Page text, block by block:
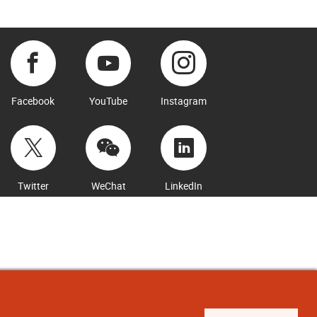
Facebook YouTube Instagram
Twitter WeChat LinkedIn